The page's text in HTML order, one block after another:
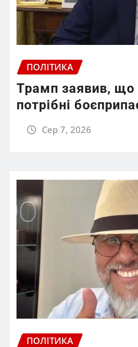
ПОЛІТИКА
Трамп заявив,
потрібні
Сер 7, 2026
ПОЛІТИКА